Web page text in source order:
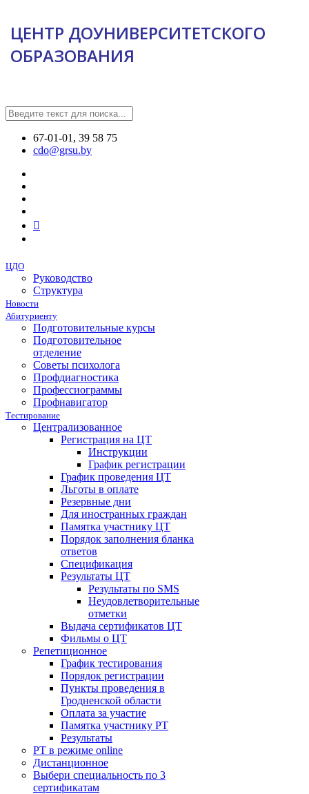
ЦЕНТР ДОУНИВЕРСИТЕТСКОГО
ОБРАЗОВАНИЯ
67-01-01, 39 58 75
cdo@grsu.by
ЦДО
Руководство
Структура
Новости
Абитуриенту
Подготовительные курсы
Подготовительное
отделение
Советы психолога
Профдиагностика
Профессиограммы
Профнавигатор
Тестирование
Централизованное
Регистрация на ЦТ
Инструкции
График регистрации
График проведения ЦТ
Льготы в оплате
Резервные дни
Для иностранных граждан
Памятка участнику ЦТ
Порядок заполнения бланка
ответов
Спецификация
Результаты ЦТ
Результаты по SMS
Неудовлетворительные
отметки
Выдача сертификатов ЦТ
Фильмы о ЦТ
Репетиционное
График тестирования
Порядок регистрации
Пункты проведения в
Гродненской области
Оплата за участие
Памятка участнику РТ
Результаты
РТ в режиме online
Дистанционное
Выбери специальность по 3
сертификатам